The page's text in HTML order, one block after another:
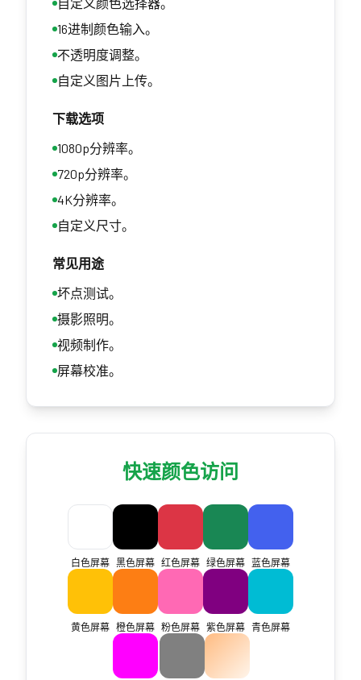
16进制颜色输入。
不透明度调整。
自定义图片上传。
下载选项
1080p分辨率。
720p分辨率。
4K分辨率。
自定义尺寸。
常见用途
坏点测试。
摄影照明。
视频制作。
屏幕校准。
快速颜色访问
白色屏幕 黑色屏幕 红色屏幕 绿色屏幕 蓝色屏幕
黄色屏幕 橙色屏幕 粉色屏幕 紫色屏幕 青色屏幕